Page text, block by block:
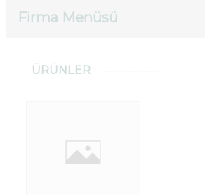
Firma Menüsü
ÜRÜNLER